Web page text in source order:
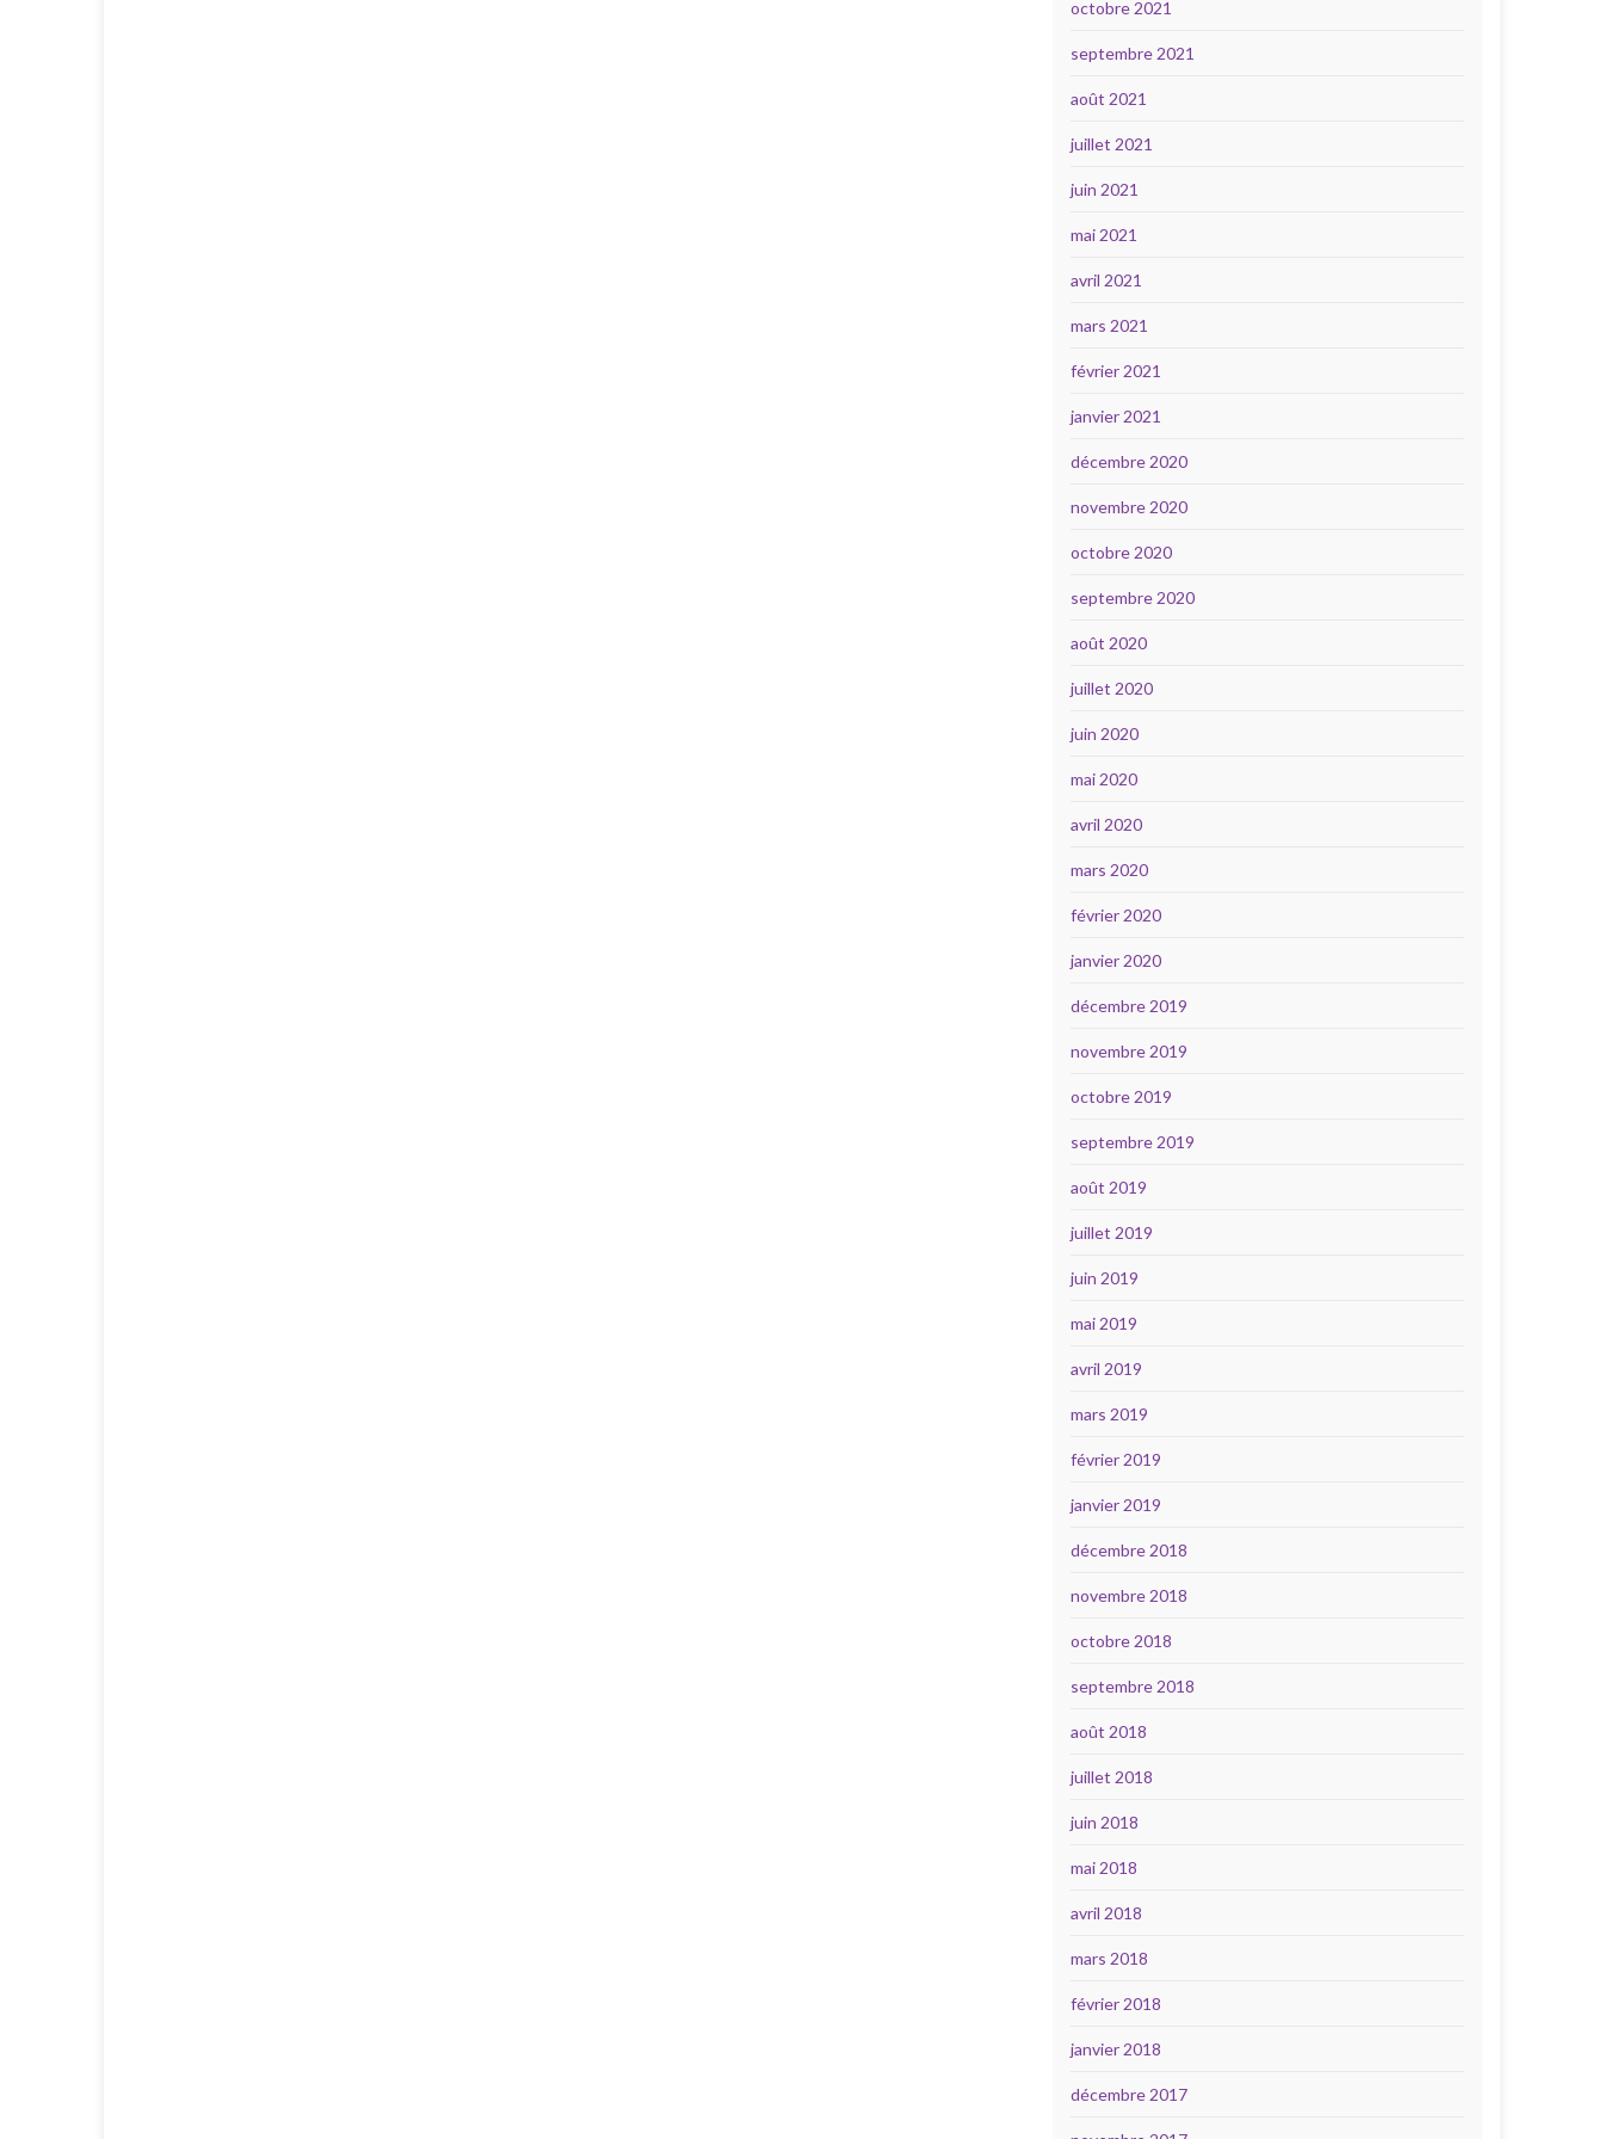
octobre 2021
septembre 2021
août 2021
juillet 2021
juin 2021
mai 2021
avril 2021
mars 2021
février 2021
janvier 2021
décembre 2020
novembre 2020
octobre 2020
septembre 2020
août 2020
juillet 2020
juin 2020
mai 2020
avril 2020
mars 2020
février 2020
janvier 2020
décembre 2019
novembre 2019
octobre 2019
septembre 2019
août 2019
juillet 2019
juin 2019
mai 2019
avril 2019
mars 2019
février 2019
janvier 2019
décembre 2018
novembre 2018
octobre 2018
septembre 2018
août 2018
juillet 2018
juin 2018
mai 2018
avril 2018
mars 2018
février 2018
janvier 2018
décembre 2017